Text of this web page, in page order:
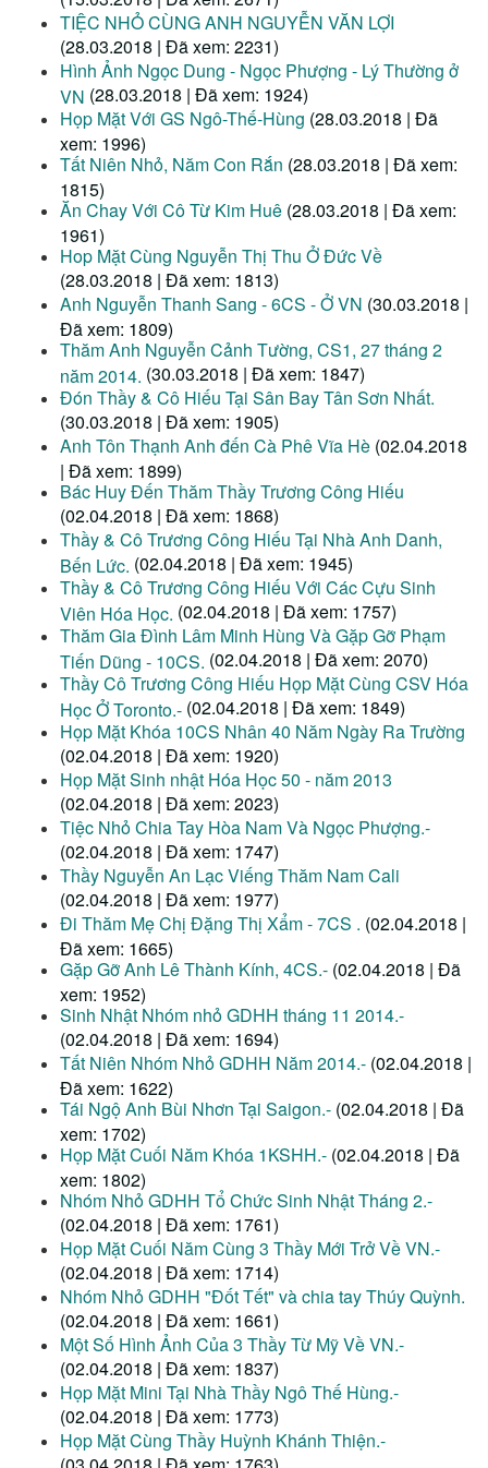
TIỆC NHỎ CÙNG ANH NGUYỄN VĂN LỢI
(28.03.2018 | Đã xem: 2231)
Hình Ảnh Ngọc Dung - Ngọc Phượng - Lý Thường ở
VN (28.03.2018 | Đã xem: 1924)
Họp Mặt Với GS Ngô-Thế-Hùng (28.03.2018 | Đã
xem: 1996)
Tất Niên Nhỏ, Năm Con Rắn (28.03.2018 | Đã xem:
1815)
Ăn Chay Với Cô Từ Kim Huê (28.03.2018 | Đã xem:
1961)
Hop Mặt Cùng Nguyễn Thị Thu Ở Đức Về
(28.03.2018 | Đã xem: 1813)
Anh Nguyễn Thanh Sang - 6CS - Ở VN (30.03.2018 |
Đã xem: 1809)
Thăm Anh Nguyễn Cảnh Tường, CS1, 27 tháng 2
năm 2014. (30.03.2018 | Đã xem: 1847)
Đón Thầy & Cô Hiếu Tại Sân Bay Tân Sơn Nhất.
(30.03.2018 | Đã xem: 1905)
Anh Tôn Thạnh Anh đến Cà Phê Vĩa Hè (02.04.2018
| Đã xem: 1899)
Bác Huy Đến Thăm Thầy Trương Công Hiếu
(02.04.2018 | Đã xem: 1868)
Thầy & Cô Trương Công Hiếu Tại Nhà Anh Danh,
Bến Lức. (02.04.2018 | Đã xem: 1945)
Thầy & Cô Trương Công Hiếu Với Các Cựu Sinh
Viên Hóa Học. (02.04.2018 | Đã xem: 1757)
Thăm Gia Đình Lâm Minh Hùng Và Gặp Gỡ Phạm
Tiến Dũng - 10CS. (02.04.2018 | Đã xem: 2070)
Thầy Cô Trương Công Hiếu Họp Mặt Cùng CSV Hóa
Học Ở Toronto.- (02.04.2018 | Đã xem: 1849)
Họp Mặt Khóa 10CS Nhân 40 Năm Ngày Ra Trường
(02.04.2018 | Đã xem: 1920)
Họp Mặt Sinh nhật Hóa Học 50 - năm 2013
(02.04.2018 | Đã xem: 2023)
Tiệc Nhỏ Chia Tay Hòa Nam Và Ngọc Phượng.-
(02.04.2018 | Đã xem: 1747)
Thầy Nguyễn An Lạc Viếng Thăm Nam Cali
(02.04.2018 | Đã xem: 1977)
Đi Thăm Mẹ Chị Đặng Thị Xẩm - 7CS . (02.04.2018 |
Đã xem: 1665)
Gặp Gỡ Anh Lê Thành Kính, 4CS.- (02.04.2018 | Đã
xem: 1952)
Sinh Nhật Nhóm nhỏ GDHH tháng 11 2014.-
(02.04.2018 | Đã xem: 1694)
Tất Niên Nhóm Nhỏ GDHH Năm 2014.- (02.04.2018 |
Đã xem: 1622)
Tái Ngộ Anh Bùi Nhơn Tại Saigon.- (02.04.2018 | Đã
xem: 1702)
Họp Mặt Cuối Năm Khóa 1KSHH.- (02.04.2018 | Đã
xem: 1802)
Nhóm Nhỏ GDHH Tổ Chức Sinh Nhật Tháng 2.-
(02.04.2018 | Đã xem: 1761)
Họp Mặt Cuối Năm Cùng 3 Thầy Mới Trở Về VN.-
(02.04.2018 | Đã xem: 1714)
Nhóm Nhỏ GDHH "Đốt Tết" và chia tay Thúy Quỳnh.
(02.04.2018 | Đã xem: 1661)
Một Số Hình Ảnh Của 3 Thầy Từ Mỹ Về VN.-
(02.04.2018 | Đã xem: 1837)
Họp Mặt Mini Tại Nhà Thầy Ngô Thế Hùng.-
(02.04.2018 | Đã xem: 1773)
Họp Mặt Cùng Thầy Huỳnh Khánh Thiện.-